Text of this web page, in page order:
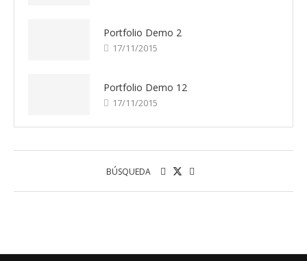
Portfolio Demo 2
17/11/2015
Portfolio Demo 12
17/11/2015
BÚSQUEDA